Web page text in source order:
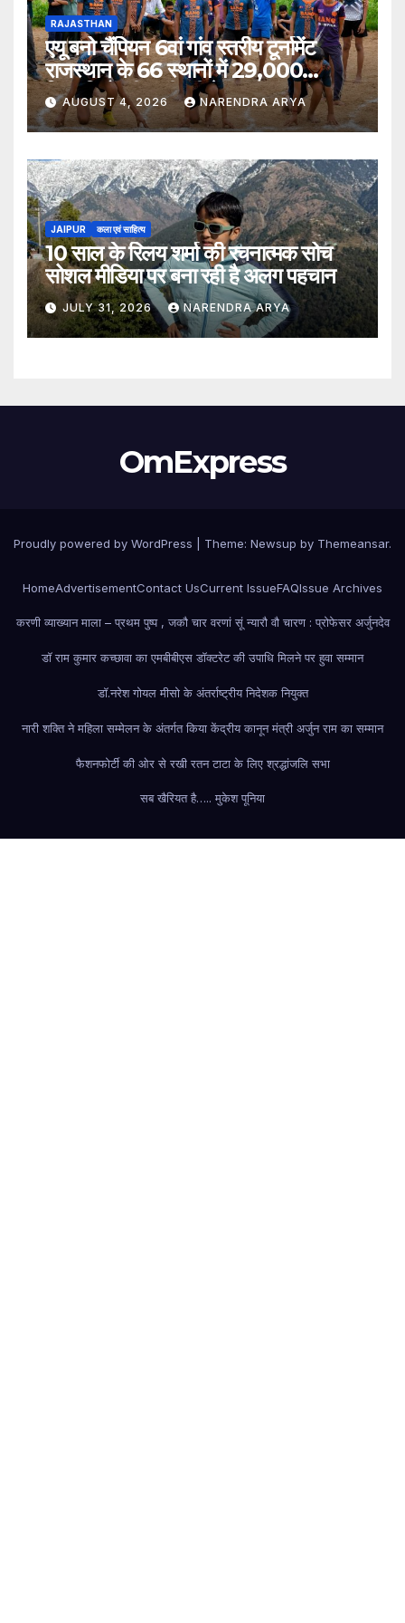
RAJASTHAN
एयू बनो चैंपियन 6वां गांव स्तरीय टूर्नामेंट
राजस्थान के 66 स्थानों में 29,000
खिलाड़ियों की भागीदारी के साथ संपन्न हुआ
AUGUST 4, 2026 NARENDRA ARYA
JAIPUR कला एवं साहित्य
10 साल के रिलय शर्मा की रचनात्मक सोच
सोशल मीडिया पर बना रही है अलग पहचान
JULY 31, 2026 NARENDRA ARYA
OmExpress
Proudly powered by WordPress Theme: Newsup by Themeansar.
HomeAdvertisementContact UsCurrent IssueFAQIssue Archives
करणी व्याख्यान माला – प्रथम पुष्प , जकौ चार वरणां सूं न्यारौ वौ चारण : प्रोफेसर अर्जुनदेव
डॉ राम कुमार कच्छावा का एमबीबीएस डॉक्टरेट की उपाधि मिलने पर हुवा सम्मान
डॉ.नरेश गोयल मीसो के अंतर्राष्ट्रीय निदेशक नियुक्त
नारी शक्ति ने महिला सम्मेलन के अंतर्गत किया केंद्रीय कानून मंत्री अर्जुन राम का सम्मान
फैशनफोर्टी की ओर से रखी रतन टाटा के लिए श्रद्धांजलि सभा
सब खैरियत है….. मुकेश पूनिया